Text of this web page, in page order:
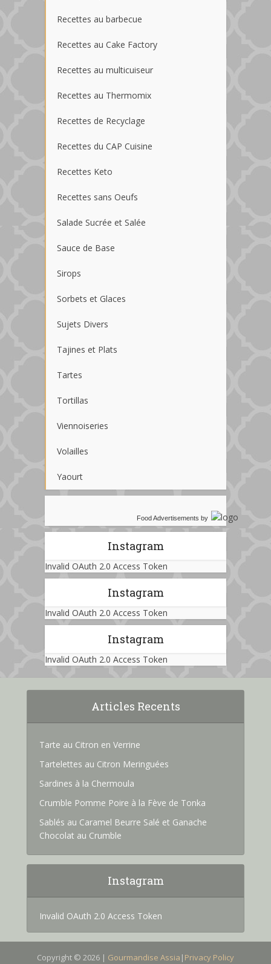
Recettes au barbecue
Recettes au Cake Factory
Recettes au multicuiseur
Recettes au Thermomix
Recettes de Recyclage
Recettes du CAP Cuisine
Recettes Keto
Recettes sans Oeufs
Salade Sucrée et Salée
Sauce de Base
Sirops
Sorbets et Glaces
Sujets Divers
Tajines et Plats
Tartes
Tortillas
Viennoiseries
Volailles
Yaourt
Food Advertisements by
Instagram
Invalid OAuth 2.0 Access Token
Instagram
Invalid OAuth 2.0 Access Token
Instagram
Invalid OAuth 2.0 Access Token
Articles Recents
Tarte au Citron en Verrine
Tartelettes au Citron Meringuées
Sardines à la Chermoula
Crumble Pomme Poire à la Fève de Tonka
Sablés au Caramel Beurre Salé et Ganache
Chocolat au Crumble
Instagram
Invalid OAuth 2.0 Access Token
Copyright © 2026 | Gourmandise Assia | Privacy Policy